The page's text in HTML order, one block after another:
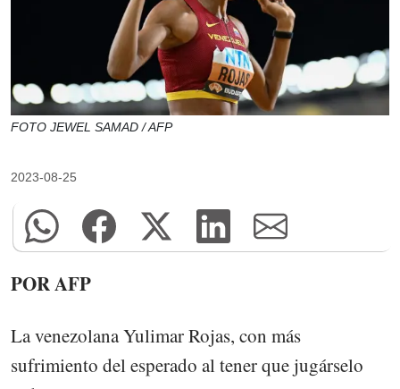
FOTO JEWEL SAMAD / AFP
2023-08-25
POR AFP
La venezolana Yulimar Rojas, con más
sufrimiento del esperado al tener que jugárselo